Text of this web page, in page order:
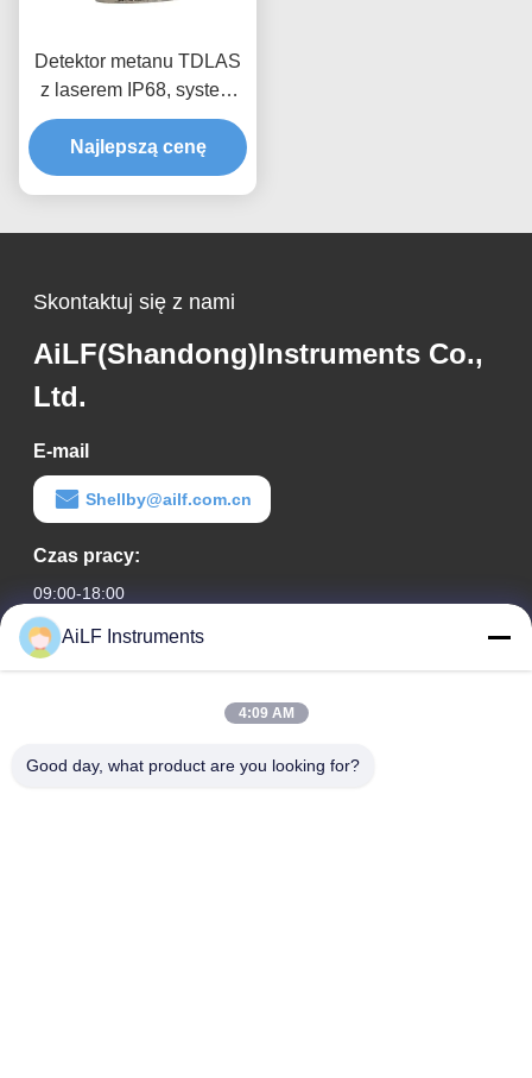
Detektor metanu TDLAS
z laserem IP68, system
monitorowania gazów
palnych w domu
Najlepszą cenę
Skontaktuj się z nami
AiLF(Shandong)Instruments Co.,
Ltd.
E-mail
Shellby@ailf.com.cn
Czas pracy:
09:00-18:00
Nasz adres
Pokój 603, Budynek Biurowy Hotelu Liaoning, Dzielnica
AiLF Instruments
4:09 AM
Good day, what product are you looking for?